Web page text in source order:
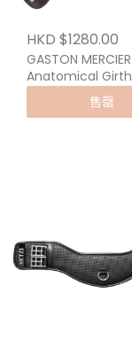
HKD $1280.00
GASTON MERCIER
Anatomical Girth
售罄